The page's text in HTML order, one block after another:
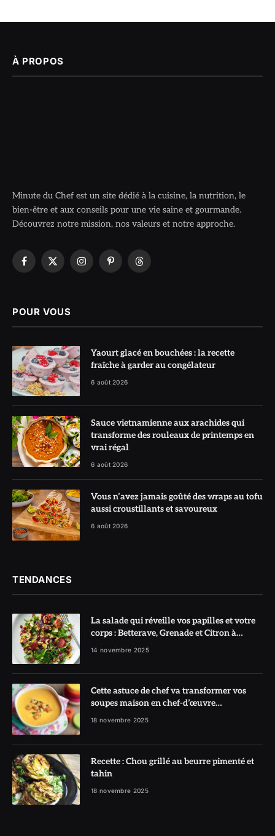
À PROPOS
Minute du Chef est un site dédié à la cuisine, la nutrition, le
bien-être et aux conseils pour une vie saine et gourmande.
Découvrez notre mission, nos valeurs et notre approche.
Facebook
X
InstagramPinterestThreads
POUR VOUS
Yaourt glacé en bouchées : la recette
fraîche à garder au congélateur
6 août 2026
Sauce vietnamienne aux arachides qui
transforme des rouleaux de printemps en
vrai régal
6 août 2026
Vous n’avez jamais goûté des wraps au tofu
aussi croustillants et savoureux
6 août 2026
TENDANCES
La salade qui réveille vos papilles et votre
corps : Betterave, Grenade et Citron à
l’honneur
14 novembre 2025
Cette astuce de chef va transformer vos
soupes maison en chef-d’œuvre
réconfortant
18 novembre 2025
Recette : Chou grillé au beurre pimenté et
tahin
18 novembre 2025